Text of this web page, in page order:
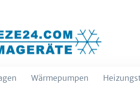
Wärmepumpen